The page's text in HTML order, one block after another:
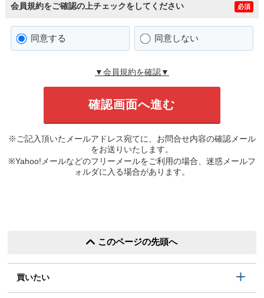
会員規約をご確認の上チェックをしてください 必須
同意する 同意しない
▼会員規約を確認▼
※ご記入頂いたメールアドレス宛てに、お問合せ内容の確認メール
をお送りいたします。
※Yahoo!メールなどのフリーメールをご利用の場合、迷惑メールフ
ォルダに入る場合があります。
このページの先頭へ
買いたい